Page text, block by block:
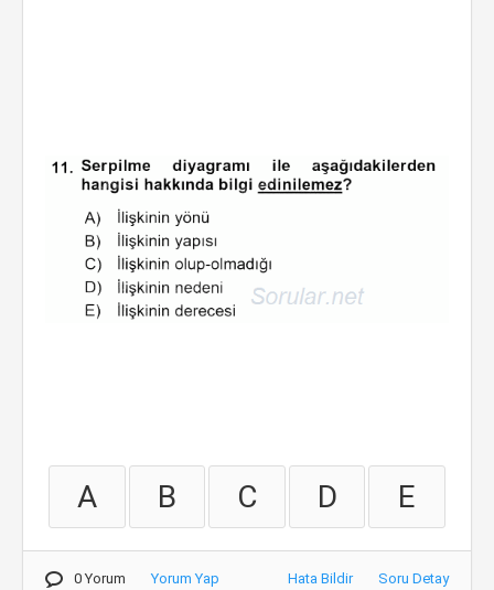
A B C D E
0 Yorum Yorum Yap Hata Bildir Soru Detay